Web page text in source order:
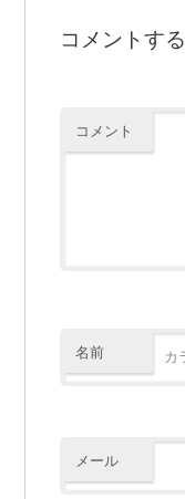
コメントする
コメント
名前
メール